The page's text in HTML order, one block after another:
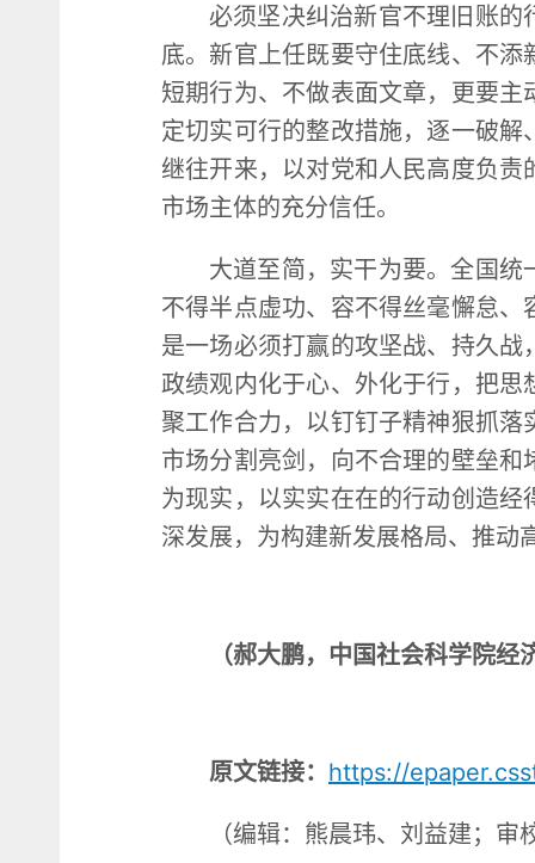
必须坚决纠治新官不理旧账
底。新官上任既要守住底线、不
短期行为、不做表面文章，更要
定切实可行的整改措施，逐一破
继往开来，以对党和人民高度负
市场主体的充分信任。
大道至简，实干为要。全国
不得半点虚功、容不得丝毫懈怠
是一场必须打赢的攻坚战、持久
政绩观内化于心、外化于行，把
聚工作合力，以钉钉子精神狠抓
市场分割亮剑，向不合理的壁垒
为现实，以实实在在的行动创造
深发展，为构建新发展格局、推动
（郝大鹏，中国社会科学院
原文链接： https://
（编辑：熊晨玮、刘益建；审